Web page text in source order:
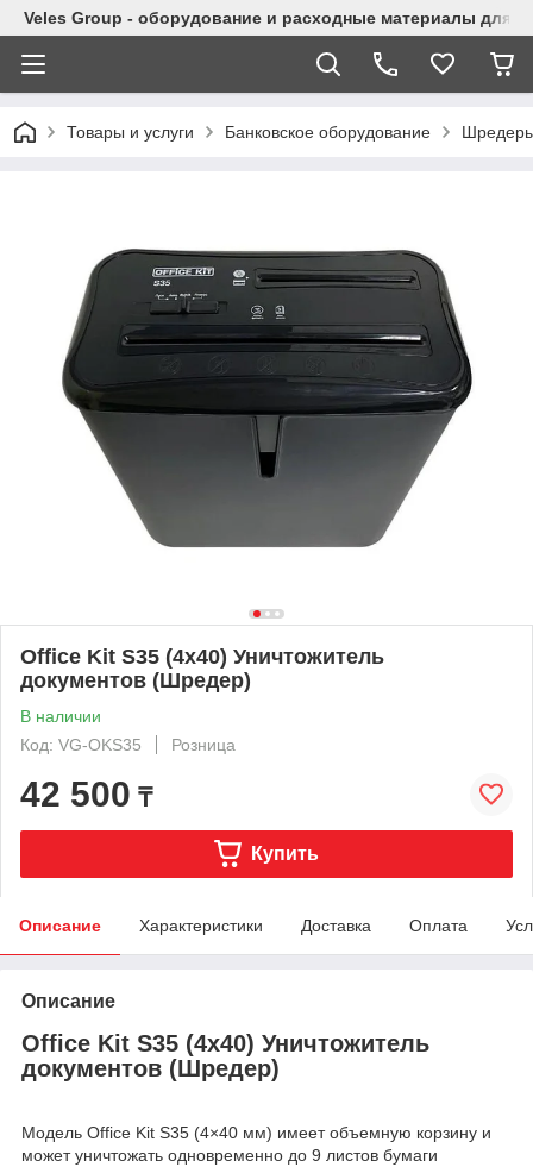
Veles Group - оборудование и расходные материалы для
Товары и услуги Банковское оборудование
Office Kit S35 (4х40) Уничтожитель
документов (Шредер)
В наличии
Код: VG-OKS35
Розница
42 500 ₸
Купить
Описание Характеристики Доставка Оплата
Описание
Office Kit S35 (4х40) Уничтожитель
документов (Шредер)
Модель Office Kit S35 (4×40 мм) имеет объемную корзину и
может уничтожать одновременно до 9 листов бумаги